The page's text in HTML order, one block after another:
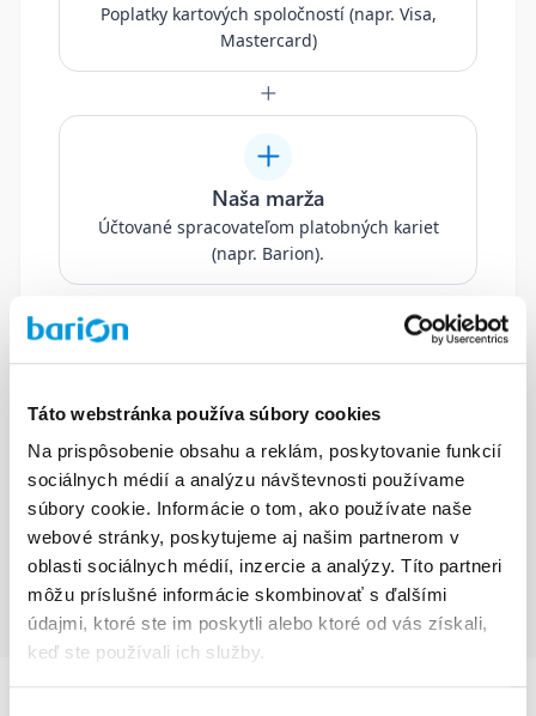
Táto webstránka používa súbory cookies
Na prispôsobenie obsahu a reklám, poskytovanie funkcií
sociálnych médií a analýzu návštevnosti používame
súbory cookie. Informácie o tom, ako používate naše
webové stránky, poskytujeme aj našim partnerom v
oblasti sociálnych médií, inzercie a analýzy. Títo partneri
môžu príslušné informácie skombinovať s ďalšími
údajmi, ktoré ste im poskytli alebo ktoré od vás získali,
keď ste používali ich služby.
Poplatky kartových spoločností (napr. Visa,
Mastercard)
Naša marža
Účtované spracovateľom platobných kariet
(napr. Barion).
Celkové náklady
Platíte len konkrétne poplatky za každú